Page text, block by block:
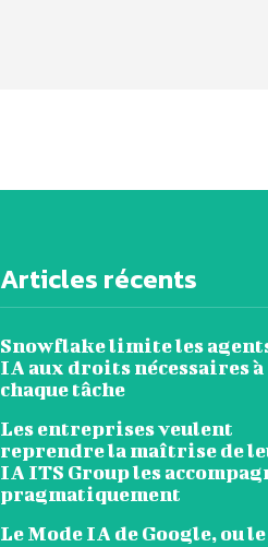
Articles récents
Snowflake limite les
IA aux droits nécessaires à
chaque tâche
Les entreprises veulent
reprendre la maîtrise de
IA ITS Group les
pragmatiquement
Le Mode IA de Google, ou le